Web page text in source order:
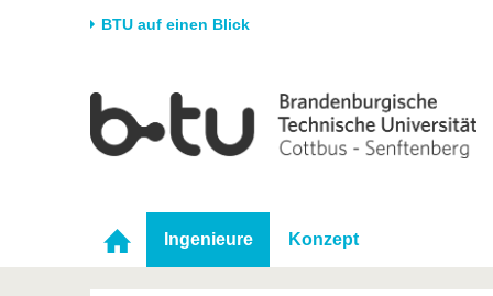
BTU auf einen Blick
Universität
Karriere & Engagement
Partnerschaften &
Strukturwandel
Forschung
Förderung
Wissenschaftlicher
Nachwuchs
Ingenieure Konzept